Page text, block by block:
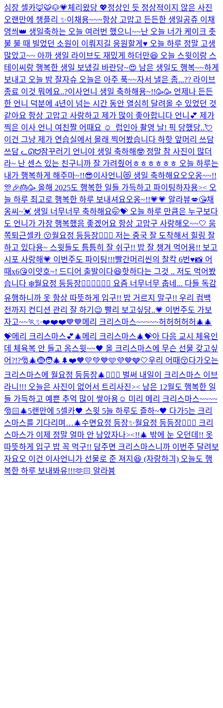
심장 셀카🦊🐯🐶💗체리왔당 💖정상인 듯 정상적이지 않은 사진
오랜만에 챙플리 ✨이채용~~~항상 고맙고 든든한 생일공쥬 이채
영씌👑 생일축하는 오늘 여러번 했으니~~난 오늘 너가 케이크 촛
불 불 때 빌었던 소원이 이뤄지길 응원할게♥️ 오늘 하루 정말 고생
많았고~~ 아까 생일 라이브도 재밌게 하더만😆 오늘 스윗이랑 스
테이씨랑 행복한 생일 보냈길 바란당~😍 남은 생일도 행복~~하게
보내고 오늘 밤 잘자슈 오늘은 아주 푹~~자서 낼은 좀...?? 라이브
종료 이것 뭐에요..?이사언니 생일 축하해용~!!🥳🥳 언제나 든든
한 언니 덕분에 4년이 넘는 시간 동안 열심히 달려올 수 있었던 것
같아요 항상 고맙고 사랑하고 제가 많이 좋아합니다 언니💕 제가
찍은 이사 언니 여친짤 어때요 ☺ ️ 럽인아 촬영 날! 픽 당했당..💘
이건 그냥 제가 연습실에서 몰래 찍어봤습니다 하핫 앞머리 쓰담
쓰담 ᓚᘏᗢ잠꾸러기 언니야 생일 축하해🤓 정말 참 사진이 많더
라~ 난 센스 있는 친구니까 잘 가려줬어ㅎㅎㅎㅎㅎㅎ 오늘 하루는
내가 행복하게 해주마~!!😎이사언니😻 생일 축하해요오오옹~~!!
🎊🎉🎂🥳 올해 2025도 행복한 일들 가득하고 파이팅하자용>< 오
늘 하루 최고로 행복한 하루 보내셔요오옹~!!💗💗 알라뷰💋😘채
옹씨~💓 생일 너무너무 축하해요🤭💝 오늘 하루 만큼은 누구보다
도 언니가 가장 행복했음 좋겠어요 항상 고맙구 사랑해오~~🤍 움
쪽퇴근셀카 😗월요정 등등장🧚🏻‍♀️ 저는 중국 잘 도착해서 힐링 잘
하고 있다용~ 스윗들도 틈틈히 잘 쉬구!! 밥 잘 챙겨 먹어용!! 보고
시포 사랑해💗 이번주도 파이팅!!!빨간머리씬의 찰칵 6번♥️📸 어
때x6😘이얏호~! 드디어 출발이다😆핫하다는 그것 .. 저도 먹어봤
습니다 ❄️월요정 등등장🧚🏻‍♀️🧚🏻‍♀️ 요즘 너무너무 춥네... 다들 독감
유행하니까 옷 항상 따뜻하게 입구!! 밥 거르지 말구!! 우리 컴백
전까지 컨디션 관리 잘 하기😉 빨리 보고싶당..💗 이번주도 가보
자고~~🏃✨❤️❤️❤️💙💙메리 크리스마스~~~~~허허허허허🎄🎄
💝메리 크리스마스💕🎄메리 크리스마스🎄💝아 다음 교시 체육인
데 체육복 안 들고 옴스윗~~🖤 올 크리스마스에 무슨 선물 갖고싶
어?!?🎅🎄🤶🧑‍🎄🌲❤️🧡💛💚💙🩵💜🤎🩶🤍우리 어때😚다가오는
크리스마스에 월요정 등등장🎄🧚🏻‍♀️ 벌써 내일이 크리스마스 이브
라니!!! 오늘은 사진이 없어서 트리사진>< 남은 12월도 행복한 일
들 가득하고 예쁜 추억 많이 쌓아용☺️ 미리 메리 크리스마스~~~~
🎅🏻🎄5랜만에 5셀카🖤 스윗 5늘 하루도 즐하~🖤 다가5는 크리
스마스를 기다리며…🎄수면요정 등장✨월요정 등등장🧚🏻‍♀️ 크리
스마스가 이제 정말 얼마 안 남았자나><!!🎄 밖에 눈 오던데!! 옷
따뜻하게 입구 밥 꼭 먹구!! 담주면 크리스마스니까 이번주 달려보
자요오 이건 이사언니가 선물로 준 져지😆 (자랑하긔) 오늘도 행
복한 하루 보내봐유!!!🫶🏻 알라븅